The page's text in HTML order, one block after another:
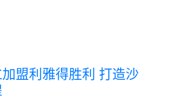
盟利雅得胜利 打造沙